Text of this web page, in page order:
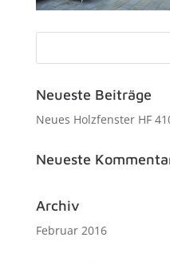
Neueste Beiträge
Neues Holzfenster HF
Neueste
Archiv
Februar 2016